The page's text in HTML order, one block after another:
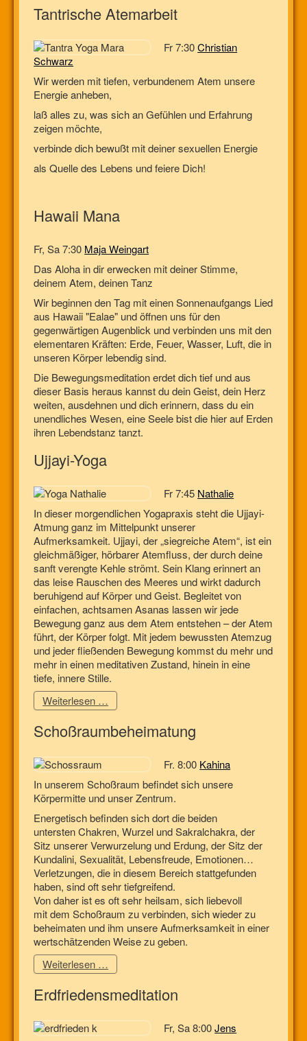
Tantrische Atemarbeit
Fr 7:30Christian
Schwarz
Wir werden mit tiefen, verbundenem Atem unsere
Energie anheben,
laß alles zu, was sich an Gefühlen und Erfahrung
zeigen möchte,
verbinde dich bewußt mit deiner sexuellen Energie
als Quelle des Lebens und feiere Dich!
Hawaii Mana
Fr, Sa 7:30 Maja Weingart
Das Aloha in dir erwecken mit deiner Stimme,
deinem Atem, deinen Tanz
Wir beginnen den Tag mit einen Sonnenaufgangs Lied
aus Hawaii "Ealae" und öffnen uns für den
gegenwärtigen Augenblick und verbinden uns mit den
elementaren Kräften: Erde, Feuer, Wasser, Luft, die in
unseren Körper lebendig sind.
Die Bewegungsmeditation erdet dich tief und aus
dieser Basis heraus kannst du dein Geist, dein Herz
weiten, ausdehnen und dich erinnern, dass du ein
unendliches Wesen, eine Seele bist die hier auf Erden
ihren Lebendstanz tanzt.
Ujjayi-Yoga
Fr 7:45 Nathalie
In dieser morgendlichen Yogapraxis steht die Ujjayi-
Atmung ganz im Mittelpunkt unserer
Aufmerksamkeit. Ujjayi, der „siegreiche Atem“, ist ein
gleichmäßiger, hörbarer Atemfluss, der durch deine
sanft verengte Kehle strömt. Sein Klang erinnert an
das leise Rauschen des Meeres und wirkt dadurch
beruhigend auf Körper und Geist. Begleitet von
einfachen, achtsamen Asanas lassen wir jede
Bewegung ganz aus dem Atem entstehen – der Atem
führt, der Körper folgt. Mit jedem bewussten Atemzug
und jeder fließenden Bewegung kommst du mehr und
mehr in einen meditativen Zustand, hinein in eine
tiefe, innere Stille.
Weiterlesen …
Schoßraumbeheimatung
Fr. 8:00 Kahina
In unserem Schoßraum befindet sich unsere
Körpermitte und unser Zentrum.
Energetisch befinden sich dort die beiden
untersten Chakren, Wurzel und Sakralchakra, der
Sitz unserer Verwurzelung und Erdung, der Sitz der
Kundalini, Sexualität, Lebensfreude, Emotionen…
Verletzungen, die in diesem Bereich stattgefunden
haben, sind oft sehr tiefgreifend.
Von daher ist es oft sehr heilsam, sich liebevoll
mit dem Schoßraum zu verbinden, sich wieder zu
beheimaten und ihm unsere Aufmerksamkeit in einer
wertschätzenden Weise zu geben.
Weiterlesen …
Erdfriedensmeditation
Fr, Sa 8:00Jens